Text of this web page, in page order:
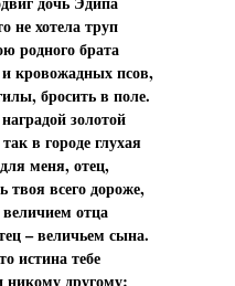
не хотела труп
родного брата
кровожадных псов,
бросить в поле.
золотой
в городе глухая
меня, отец,
твоя всего дороже,
отца
– величьем сына.
истина тебе
другому: